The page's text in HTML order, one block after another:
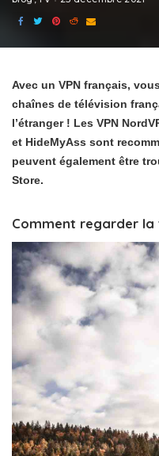
Avec un VPN français,
chaînes de télévision
l’étranger ! Les VPN
et HideMyAss sont
peuvent également être
Store.
Comment regarder la